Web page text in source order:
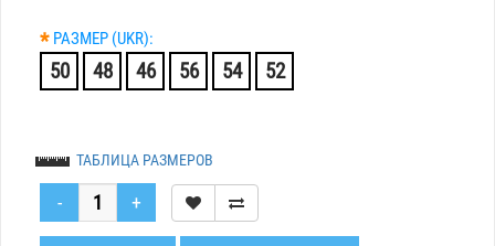
* РАЗМЕР (UKR):
50 48 46 56 54 52
ТАБЛИЦА РАЗМЕРОВ